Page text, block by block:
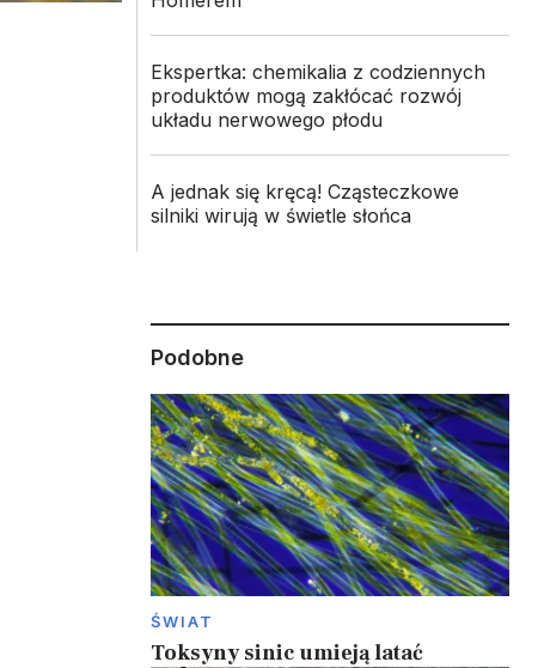
Ekspertka: chemikalia z codziennych
produktów mogą zakłócać rozwój
układu nerwowego płodu
A jednak się kręcą! Cząsteczkowe
silniki wirują w świetle słońca
Podobne
ŚWIAT
Toksyny sinic umieją latać